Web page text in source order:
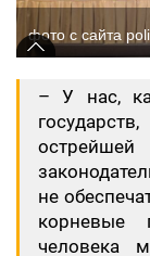
фото с сайта
– У нас,
не
корневые
человека